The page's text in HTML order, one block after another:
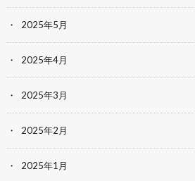
2025年5月
2025年4月
2025年3月
2025年2月
2025年1月